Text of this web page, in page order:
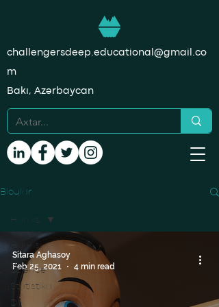
challengersdeep.educational@gmail.co
m
Bakı, Azərbaycan
Bloqlar
Hamısı
Data
Science
Statistika
Dil
Hamısı
Sitara Aghasoy
Feb 25, 2021
4 min read